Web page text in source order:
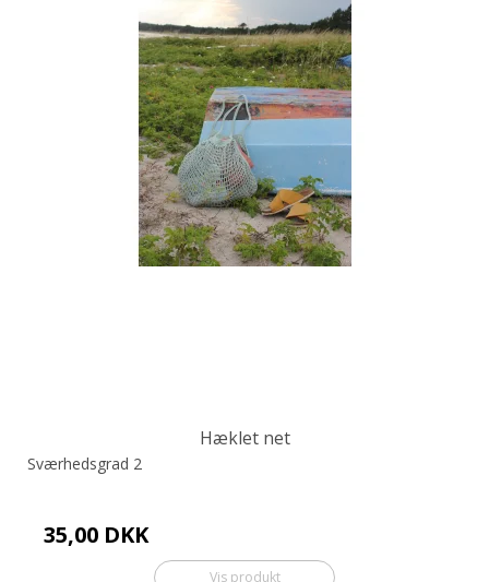
Hæklet net
Sværhedsgrad 2
35,00 DKK
Vis produkt